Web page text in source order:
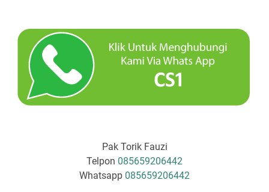
Pak Torik Fauzi
Telpon 085659206442
Whatsapp 085659206442